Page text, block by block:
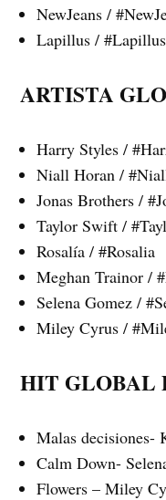
NewJeans /
Lapillus /
ARTISTA
Harry Styles /
Niall Horan /
Jonas Brothers /
Taylor Swift /
Rosalía / #Rosalia
Meghan Trainor /
Selena Gomez /
Miley Cyrus /
HIT GLOBAL
Malas decisiones-
Calm Down-
Flowers – Miley